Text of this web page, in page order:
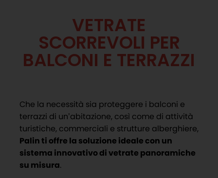
VETRATE
SCORREVOLI PER
BALCONI E TERRAZZI
Che la necessità sia proteggere i balconi e
terrazzi di un’abitazione, così come di attività
turistiche, commerciali e strutture alberghiere,
Palin ti offre la soluzione ideale con un
sistema innovativo di vetrate panoramiche
su misura.